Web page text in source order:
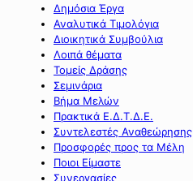
Δημόσια Έργα
Αναλυτικά Τιμολόγια
Διοικητικά Συμβούλια
Λοιπά θέματα
Τομείς Δράσης
Σεμινάρια
Βήμα Μελών
Πρακτικά Ε.Δ.Τ.Δ.Ε.
Συντελεστές Αναθεώρησης
Προσφορές προς τα Μέλη
Ποιοι Είμαστε
Συνεργασίες